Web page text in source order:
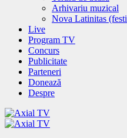
Arhivariu muzical
Nova Latinitas
Live
Program TV
Concurs
Publicitate
Parteneri
Donează
Despre